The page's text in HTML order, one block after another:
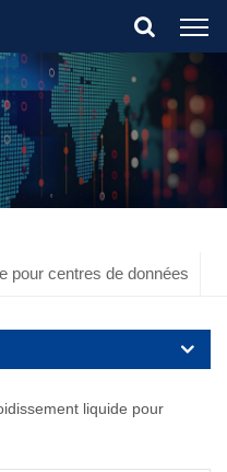
For?
pour centres de données
liquide pour